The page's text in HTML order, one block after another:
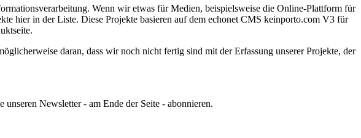
Wenn wir etwas für Medien, beispielsweise die Online-Plattform für
hier in der Liste. Diese Projekte basieren auf dem echonet CMS keinporto.com V3 für
daran, dass wir noch nicht fertig sind mit der Erfassung unserer Projekte, der
Newsletter - am Ende der Seite - abonnieren.